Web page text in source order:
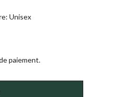
Unisex
paiement.